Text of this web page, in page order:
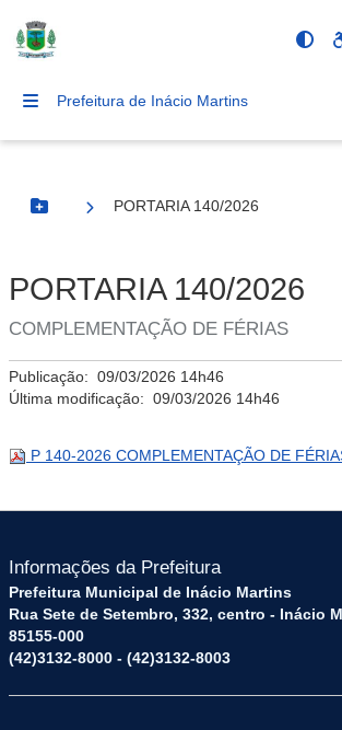
Prefeitura de Inácio Martins
Botão Menu
PORTARIA 140/2026
PORTARIA 140/2026
COMPLEMENTAÇÃO DE FÉRIAS
Publicação: 09/03/2026 14h46
Última modificação: 09/03/2026 14h46
P 140-2026 COMPLEMENTAÇÃO DE
Informações da Prefeitura
Prefeitura Municipal de Inácio Martins
Rua Sete de Setembro, 332, centro - Inácio
85155-000
(42)3132-8000 - (42)3132-8003